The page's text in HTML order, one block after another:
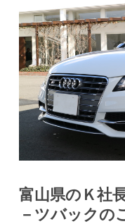
富山県のＫ社
－ツバックの